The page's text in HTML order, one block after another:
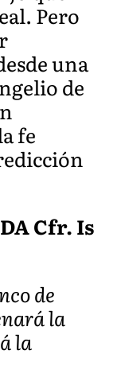
Pero
una
de
fe
Cfr. Is
de
la
la